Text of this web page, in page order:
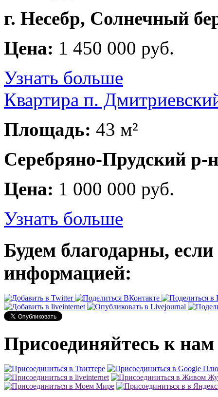
г. Несебр, Солнечный
Цена: 1 450 000 руб.
Узнать больше
Квартира п.
Площадь: 43 м²
Серебряно-Прудский р-
Цена: 1 000 000 руб.
Узнать больше
Будем благодарны,
информацией:
Присоединяйтесь к нам